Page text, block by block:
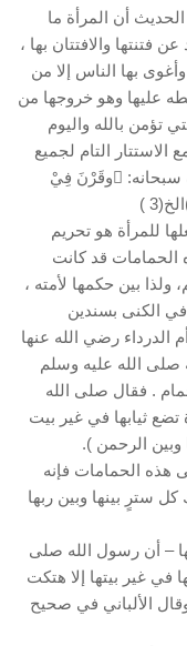
أن المرأة ما
فتنتها والافتتان بها ،
بها الناس إلا من
عليها وهو خروجها من
تؤمن بالله واليوم
الاستتار التام لجميع
جسمها، وترك الزينة والطيب عملا بقول الله سبحانه: وقَرْنَ فِيْ
للمرأة هو تحريم
الحمامات قد كانت
بين حكمها لأمته ،
الكنى بسندين
(4)من حديث أم الدرداء رضي الله عنها
الله عليه وسلم
. فقال صلى الله
ثيابها في غير بيت
وبين الرحمن ).
هذه الحمامات فإنه
سترٍ بينها وبين ربها
– أن رسول الله صلى
في غير بيتها إلا هتكت
وقال الألباني في صحيح